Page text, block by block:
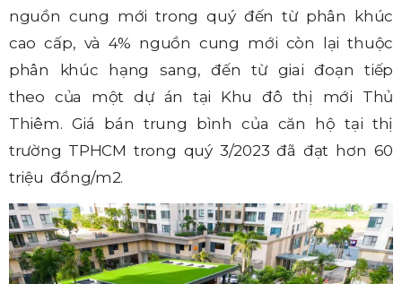
nguồn cung mới trong quý đến từ phân khúc
cao cấp, và 4% nguồn cung mới còn lại thuộc
phân khúc hạng sang, đến từ giai đoạn tiếp
theo của một dự án tại Khu đô thị mới Thủ
Thiêm. Giá bán trung bình của căn hộ tại thị
trường TPHCM trong quý 3/2023 đã đạt hơn 60
triệu đồng/m2.